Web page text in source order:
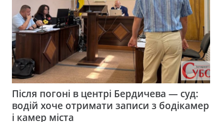
Після погоні в центрі Бердичева — суд:
водій хоче отримати записи з бодікамер
і камер міста